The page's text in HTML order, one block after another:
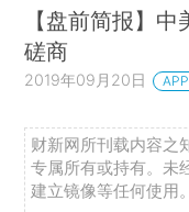
【盘前简报】
磋商
2019年09月20日
财新网所刊载内容之
专属所有或持有。未
建立镜像等任何使用。